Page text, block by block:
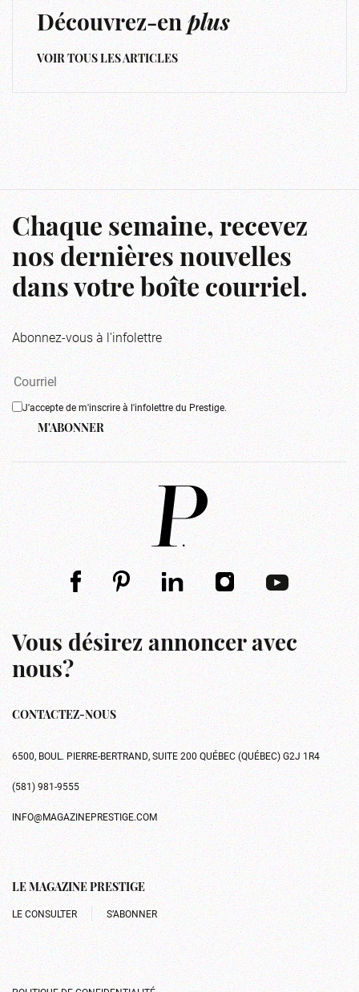
Découvrez-enplus
VOIR TOUS LES ARTICLES
Chaque semaine, recevez
nos dernières nouvelles
dans votre boîte courriel.
Abonnez-vous à l'infolettre
J'accepte de m'inscrire à l'infolettre du Prestige.
M'ABONNER
Vous désirez annoncer avec
nous?
CONTACTEZ-NOUS
6500, BOUL. PIERRE-BERTRAND, SUITE 200 QUÉBEC (QUÉBEC) G2J 1R4
(581) 981-9555
INFO@MAGAZINEPRESTIGE.COM
LE MAGAZINE PRESTIGE
LE CONSULTER S’ABONNER